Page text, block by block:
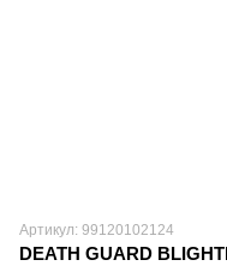
Артикул: 99120102124
DEATH GUARD